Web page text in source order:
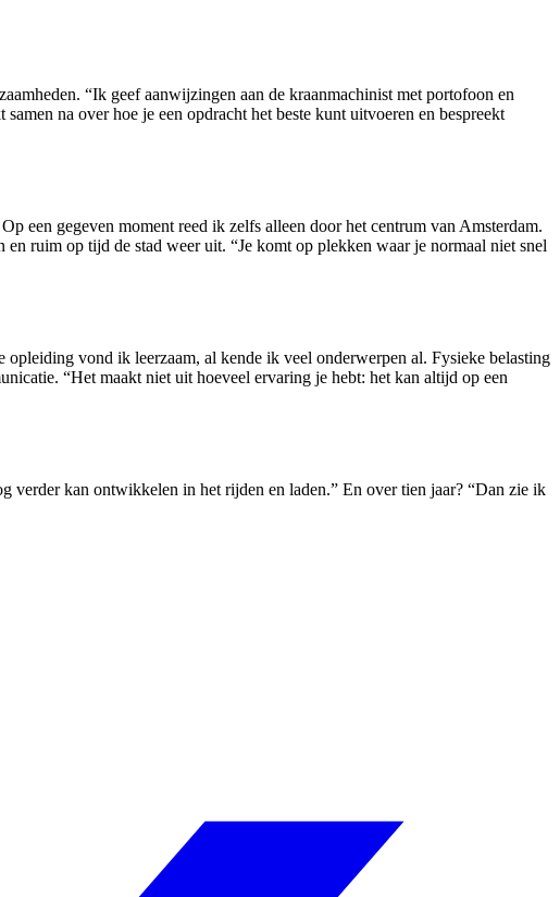
“Ik geef aanwijzingen aan de kraanmachinist met portofoon en
na over hoe je een opdracht het beste kunt uitvoeren en bespreekt
een gegeven moment reed ik zelfs alleen door het centrum van Amsterdam.
ruim op tijd de stad weer uit. “Je komt op plekken waar je normaal niet snel
vond ik leerzaam, al kende ik veel onderwerpen al. Fysieke belasting
“Het maakt niet uit hoeveel ervaring je hebt: het kan altijd op een
kan ontwikkelen in het rijden en laden.” En over tien jaar? “Dan zie ik